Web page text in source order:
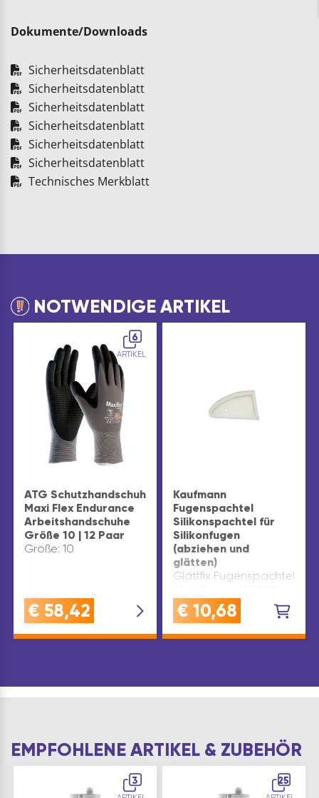
Dokumente/Downloads
Sicherheitsdatenblatt
Sicherheitsdatenblatt
Sicherheitsdatenblatt
Sicherheitsdatenblatt
Sicherheitsdatenblatt
Sicherheitsdatenblatt
Technisches Merkblatt
NOTWENDIGE ARTIKEL
6
ARTIKEL
ATG Schutzhandschuh
Maxi Flex Endurance
Arbeitshandschuhe
Größe 10 | 12 Paar
Größe: 10
€ 58,42
Kaufmann
Fugenspachtel
Silikonspachtel für
Silikonfugen
(abziehen und
glätten)
Glättfix Fugenspachtel
sämtlicher Silikonfugen
und
€ 10,68
EMPFOHLENE ARTIKEL & ZUBEHÖR
3 25